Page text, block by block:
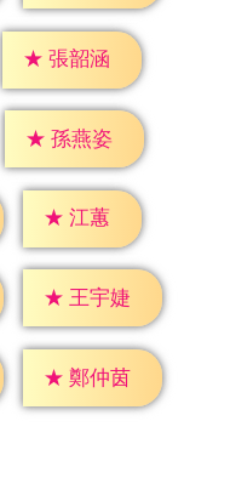
★ 張韶涵
★ 孫燕姿
★ 江蕙
★ 王宇婕
★ 鄭仲茵